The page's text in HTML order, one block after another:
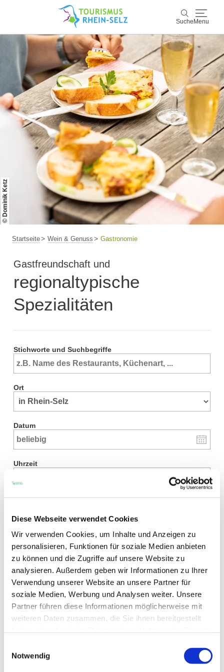
Diese Webseite verwendet Cookies
Wir verwenden Cookies, um Inhalte und Anzeigen zu
personalisieren, Funktionen für soziale Medien anbieten
zu können und die Zugriffe auf unsere Website zu
analysieren. Außerdem geben wir Informationen zu Ihrer
Verwendung unserer Website an unsere Partner für
soziale Medien, Werbung und Analysen weiter. Unsere
Partner führen diese Informationen möglicherweise mit
weiteren Daten zusammen, die Sie ihnen bereitgestellt
Notwendig
Suche Menu
Suche
Rhein-Selz
Entdecken & Erleben
Wein & Genuss
Kultur & Events
Buchen & Service
© Dominik Ketz
Startseite Wein & Genuss Gastronomie
Gastfreundschaft und
regionaltypische
Spezialitäten
Stichworte und Suchbegriffe
Ort
Datum
Uhrzeit
Gastgeber finden
0 Treffer